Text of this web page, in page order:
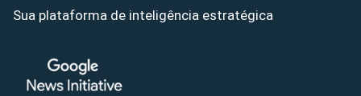
Sua plataforma de inteligência estratégica